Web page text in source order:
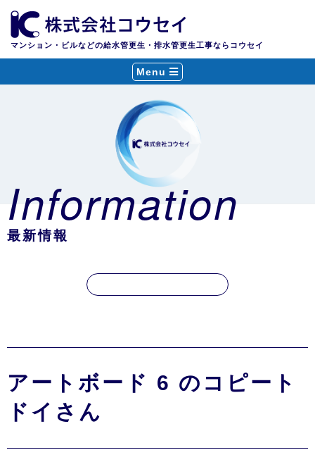
マンション・ビルなどの給水管更生・排水管更生工事ならコウセイ
Menu
Information
最新情報
アートボード 6 のコピート
ドイさん